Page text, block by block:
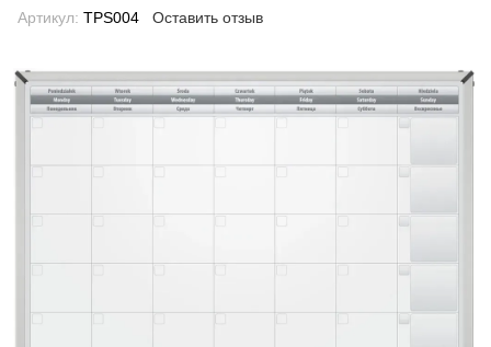
Артикул: TPS004 Оставить отзыв